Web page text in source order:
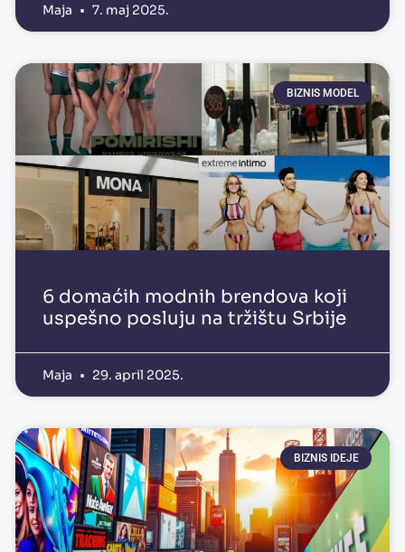
Maja 7. maj 2025.
BIZNIS MODEL
6 domaćih modnih brendova koji
uspešno posluju na tržištu Srbije
Maja 29. april 2025.
BIZNIS IDEJE